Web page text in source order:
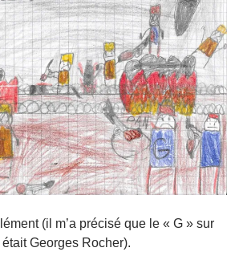
(il m’a précisé que le « G » sur
Georges Rocher).